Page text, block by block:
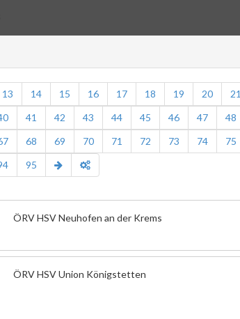
13 14 15 16 17 18 19 20 21
41 42 43 44 45 46 47 48
68 69 70 71 72 73 74 75
95
ÖRV HSV Neuhofen an der Krems
ÖRV HSV Union Königstetten